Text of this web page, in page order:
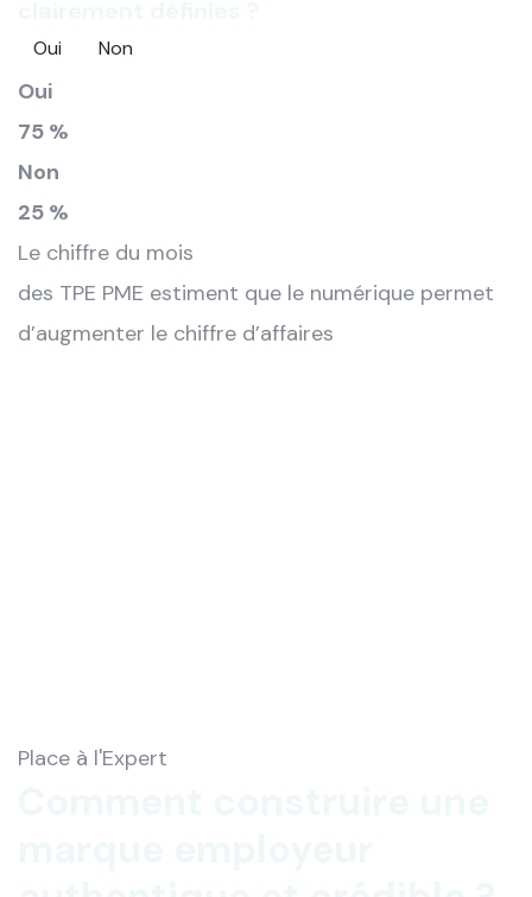
Oui Non
Oui
75 %
Non
25 %
Le chiffre du mois
des TPE PME estiment que le numérique permet
d’augmenter le chiffre d’affaires
Place à l'Expert